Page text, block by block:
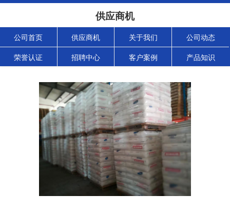
供应商机
公司首页 供应商机 关于我们 公司动态
荣誉认证 招聘中心 客户案例 产品知识